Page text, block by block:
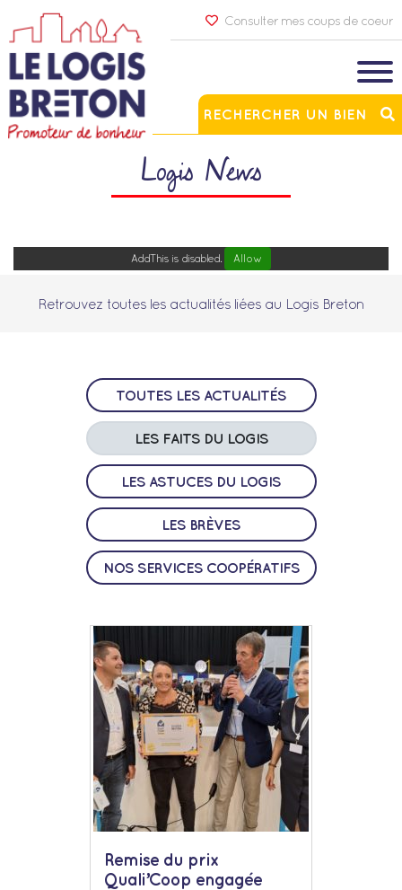
Consulter mes coups de coeur
RECHERCHER UN BIEN
Logis News
AddThis is disabled. Allow
Retrouvez toutes les actualités liées au Logis Breton
TOUTES LES ACTUALITÉS
LES FAITS DU LOGIS
LES ASTUCES DU LOGIS
LES BRÈVES
NOS SERVICES COOPÉRATIFS
Remise du prix
Quali’Coop engagée